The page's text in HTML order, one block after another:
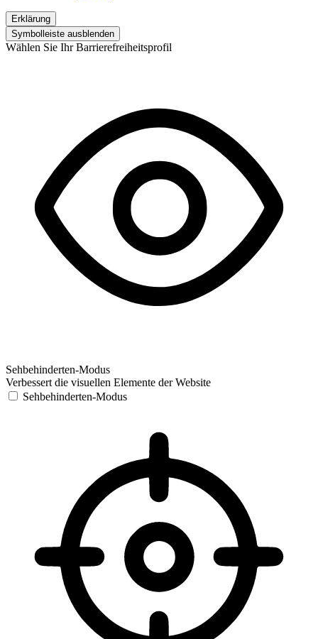
Erklärung
Symbolleiste ausblenden
Wählen Sie Ihr Barrierefreiheitsprofil
Sehbehinderten-Modus
Verbessert die visuellen Elemente der Website
Sehbehinderten-Modus